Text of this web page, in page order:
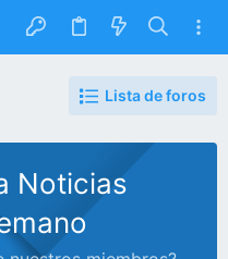
Lista de foros
Noticias